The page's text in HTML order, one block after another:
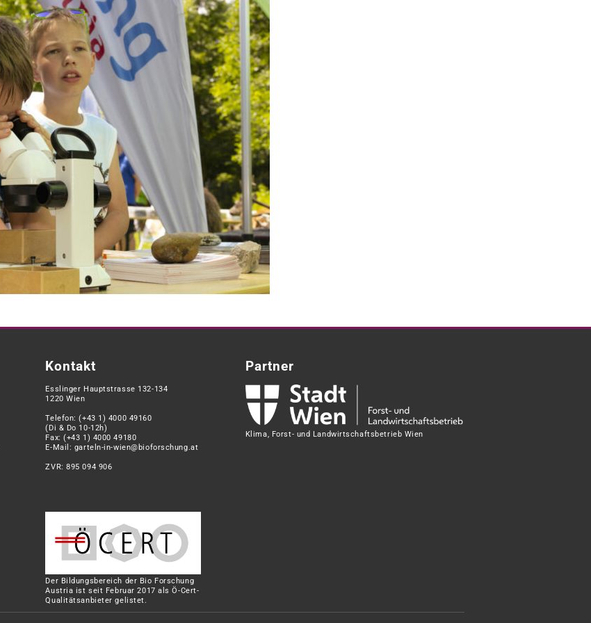
Kontakt
Esslinger Hauptstrasse 132-134
1220 Wien
Telefon:(+43 1) 4000 49160
(Di & Do 10-12h)
Fax: (+43 1) 4000 49180
E-Mail: garteln-in-wien@bioforschung.at
ZVR: 895 094 906
Der Bildungsbereich der Bio Forschung
Austria ist seit Februar 2017 als Ö-Cert-
Qualitätsanbieter gelistet.
Partner
Klima, Forst- und Landwirtschaftsbetrieb Wien